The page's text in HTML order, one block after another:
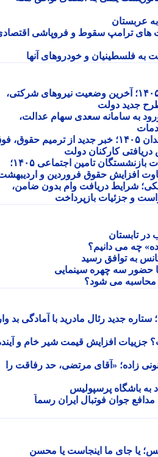
ترامپ سقوط و فروپاشی اقتصادی
و خودروهای آنها
ساماندهی کارکنان دولت ۱۴۰۵؛ آخرین وضعیت نیروهای شرکتی،
دولت
سامانه سعدی سهام عدالت،
افزایش مجدد حقوق کارمندان ۱۴۰۵؛ خبر جدید از ترمیم حقوق، فوق
کارکنان دولت
زمان نهایی پرداخت معوقات بازنشستگان تامین اجتماعی ۱۴۰۵؛
افزایش حقوق فروردین و اردیبهشت
شرایط دریافت وام بدون ضامن،
و جزئیات بازپرداخت
می دانیم؟
به توافق رسید
سه چهره سینمایی
می شود؟
جدید رئال مادرید با آمادگی بد وارد
افزایش قیمت شیر خام و آینده
زاده؛ «آقای مرتضی، حد رفاقت را
پرسپولیس
جوان فوتبال ایران رسماً
جای ما اینجاست یا محسن